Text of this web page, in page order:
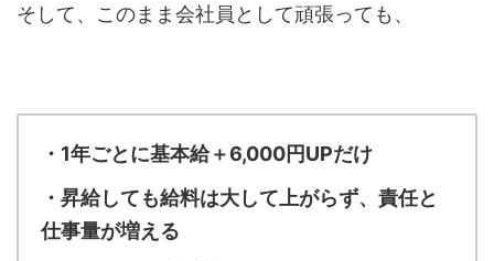
そして、このまま会社員として頑張っても、
・1年ごとに基本給＋6,000円UPだけ
・昇給しても給料は大して上がらず、責任と
仕事量が増える